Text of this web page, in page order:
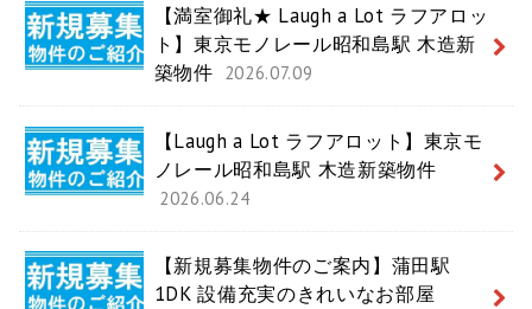
【満室御礼★ Laugh a Lot ラフアロッ
ト】東京モノレール昭和島駅 木造新
築物件
2026.07.09
【Laugh a Lot ラフアロット】東京モ
ノレール昭和島駅 木造新築物件
2026.06.24
【新規募集物件のご案内】蒲田駅
1DK 設備充実のきれいなお部屋